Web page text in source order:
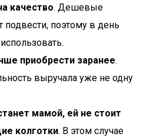
качество. Дешевые
подвести, поэтому в день
приобрести заранее.
выручала уже не одну
мамой, ей не стоит
колготки. В этом случае